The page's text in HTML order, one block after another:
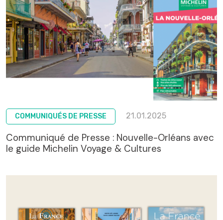
COMMUNIQUÉS DE PRESSE 21.01.2025
Communiqué de Presse : Nouvelle-Orléans avec
le guide Michelin Voyage & Cultures